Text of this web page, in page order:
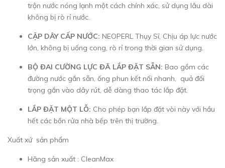
trộn nước nóng lạnh một cách chính xác, sử dụng lâu dài
không bị rò rỉ nước.
CẶP DÂY CẤP NƯỚC: NEOPERL Thụy Sĩ, Chịu áp lực nước
lớn, không bị uống cong, rò rỉ trong thời gian sử dụng.
BỘ ĐAI CƯỜNG LỰC ĐÃ LẮP ĐẶT SẴN: Bao gồm các
đường nước gắn sẵn, ống phun kết nối nhanh, quả đối
trọng gắn vào dây rút, dễ dàng thao tác lắp đặt.
LẮP ĐẶT MỘT LỖ: Cho phép bạn lắp đặt vòi này với hầu
hết các bồn rửa nhà bếp trên thị trường.
Xuất xứ sản phẩm
Hãng sản xuất : CleanMax